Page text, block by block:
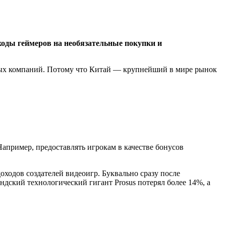
геймеров на необязательные покупки и
компаний. Потому что Китай — крупнейший в мире рынок
предоставлять игрокам в качестве бонусов
создателей видеоигр. Буквально сразу после
технологический гигант Prosus потерял более 14%, а